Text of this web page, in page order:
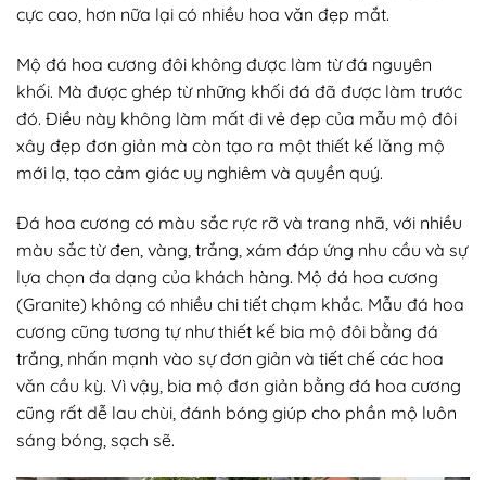
cực cao, hơn nữa lại có nhiều hoa văn đẹp mắt.
Mộ đá hoa cương đôi không được làm từ đá nguyên
khối. Mà được ghép từ những khối đá đã được làm trước
đó. Điều này không làm mất đi vẻ đẹp của mẫu mộ đôi
xây đẹp đơn giản mà còn tạo ra một thiết kế lăng mộ
mới lạ, tạo cảm giác uy nghiêm và quyền quý.
Đá hoa cương có màu sắc rực rỡ và trang nhã, với nhiều
màu sắc từ đen, vàng, trắng, xám đáp ứng nhu cầu và sự
lựa chọn đa dạng của khách hàng. Mộ đá hoa cương
(Granite) không có nhiều chi tiết chạm khắc. Mẫu đá hoa
cương cũng tương tự như thiết kế bia mộ đôi bằng đá
trắng, nhấn mạnh vào sự đơn giản và tiết chế các hoa
văn cầu kỳ. Vì vậy, bia mộ đơn giản bằng đá hoa cương
cũng rất dễ lau chùi, đánh bóng giúp cho phần mộ luôn
sáng bóng, sạch sẽ.